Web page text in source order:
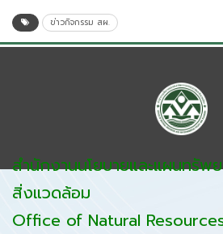
ข่าวกิจกรรม สผ.
สำนักงานนโยบายและแผนทรัพ
สิ่งแวดล้อม
Office of Natural